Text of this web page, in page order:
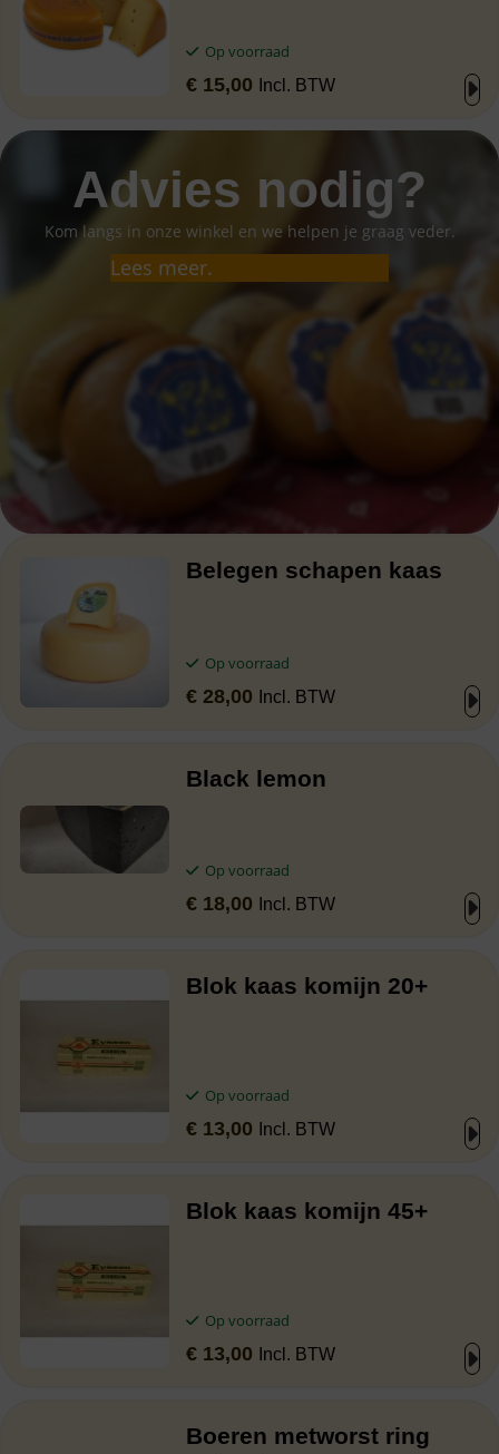
Op voorraad
€ 15,00 Incl. BTW
Advies nodig?
Kom langs in onze winkel en we helpen je graag veder.
Lees meer.
Belegen schapen kaas
Op voorraad
€ 28,00 Incl. BTW
Black lemon
Op voorraad
€ 18,00 Incl. BTW
Blok kaas komijn 20+
Op voorraad
€ 13,00 Incl. BTW
Blok kaas komijn 45+
Op voorraad
€ 13,00 Incl. BTW
Boeren metworst ring